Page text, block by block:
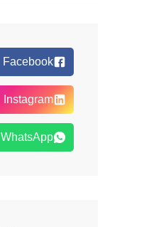
Facebook
Instagram
WhatsApp